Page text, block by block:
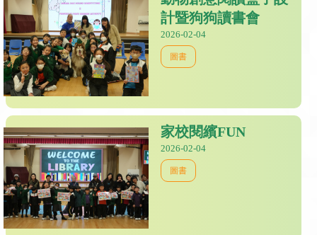
計暨狗狗讀書會
2026-02-04
圖書
家校閱繽FUN
2026-02-04
圖書